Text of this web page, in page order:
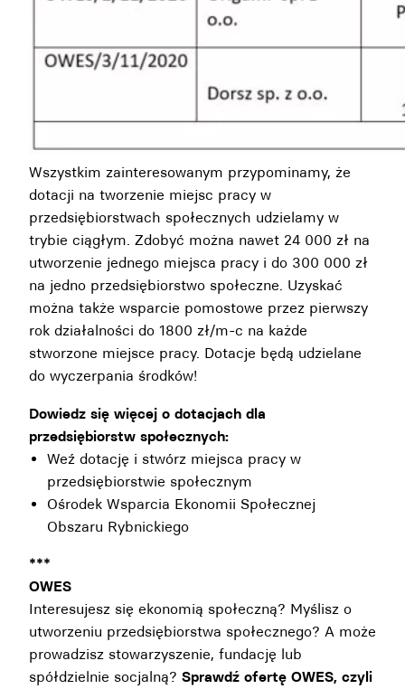
Wszystkim zainteresowanym przypominamy, że
dotacji na tworzenie miejsc pracy w
przedsiębiorstwach społecznych udzielamy w
trybie ciągłym. Zdobyć można nawet 24 000 zł na
utworzenie jednego miejsca pracy i do 300 000 zł
na jedno przedsiębiorstwo społeczne. Uzyskać
można także wsparcie pomostowe przez pierwszy
rok działalności do 1800 zł/m-c na każde
stworzone miejsce pracy. Dotacje będą udzielane
do wyczerpania środków!
Dowiedz się więcej o dotacjach dla
przedsiębiorstw społecznych:
Weź dotację i stwórz miejsca pracy w
przedsiębiorstwie społecznym
Ośrodek Wsparcia Ekonomii Społecznej
Obszaru Rybnickiego
***
OWES
Interesujesz się ekonomią społeczną? Myślisz o
utworzeniu przedsiębiorstwa społecznego? A może
prowadzisz stowarzyszenie, fundację lub
spółdzielnie socjalną? Sprawdź ofertę OWES, czyli